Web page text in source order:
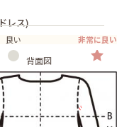
レス)
良い 非常に良い
背面図